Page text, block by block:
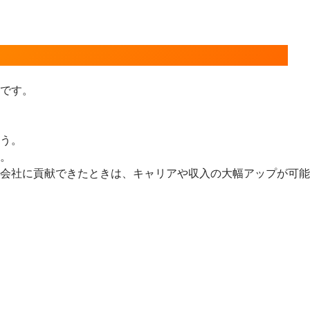
す。
。
社に貢献できたときは、キャリアや収入の大幅アップが可